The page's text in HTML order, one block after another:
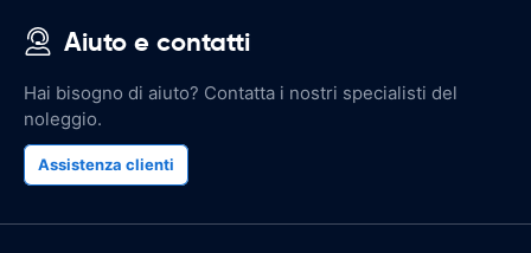
Aiuto e contatti
Hai bisogno di aiuto? Contatta i nostri specialisti del
noleggio.
Assistenza clienti